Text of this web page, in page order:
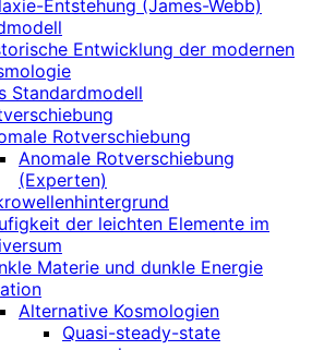
Entstehung (James-Webb)
Entwicklung der modernen
Standardmodell
Rotverschiebung
Anomale Rotverschiebung
(Experten)
der leichten Elemente im
Materie und dunkle Energie
Alternative Kosmologien
Quasi-steady-state